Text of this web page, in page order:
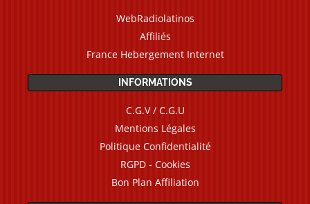
WebRadiolatinos
Affiliés
France Hebergement Internet
INFORMATIONS
C.G.V / C.G.U
Mentions Légales
Politique Confidentialité
RGPD - Cookies
Bon Plan Affiliation